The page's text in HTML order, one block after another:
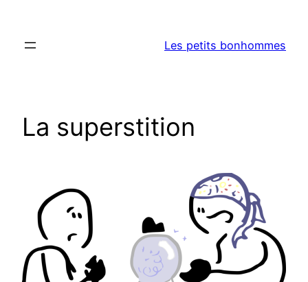
contenu
Les petits bonhommes
La superstition